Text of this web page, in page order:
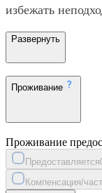
избежать
Развернуть
Проживание
Проживание
Предоставляется
Компенсация/